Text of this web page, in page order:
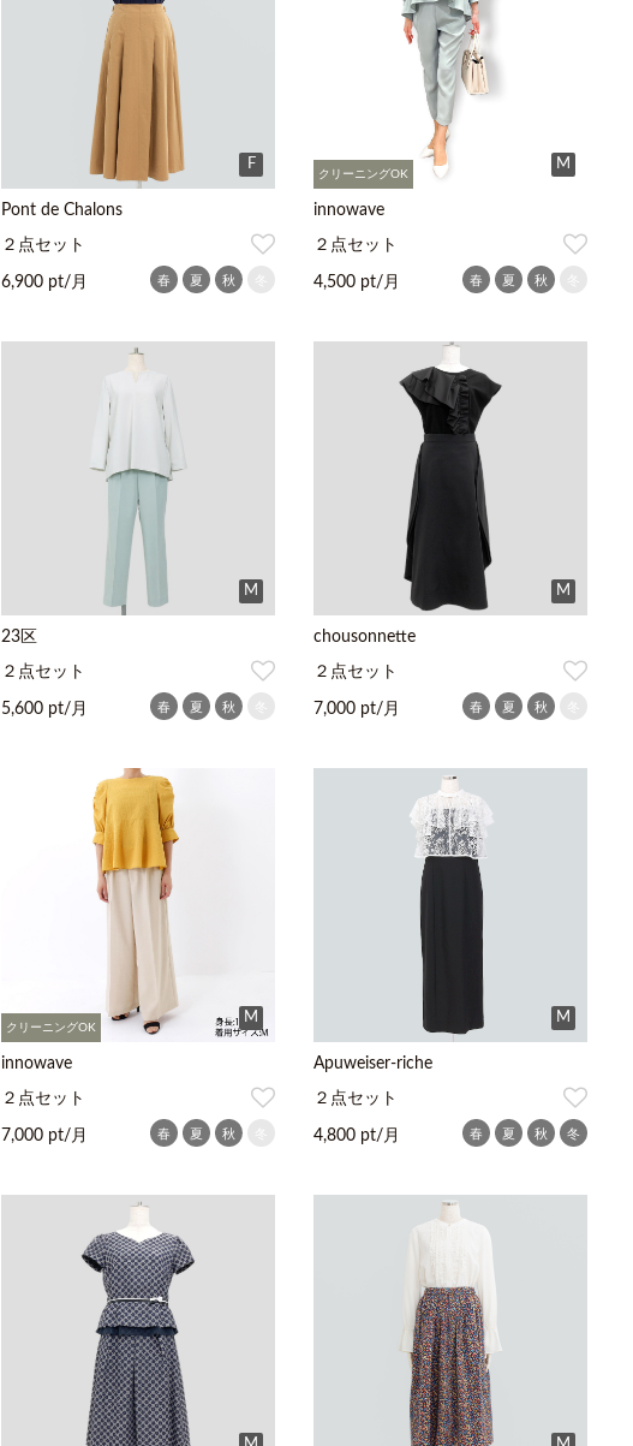
F
Pont de Chalons
２点セット
6,900 pt/月 春 夏 秋
クリーニングOK
M
innowave
２点セット
4,500 pt/月 春 夏 秋
M
23区
２点セット
5,600 pt/月 春 夏 秋
M
chousonnette
２点セット
7,000 pt/月 春 夏 秋
クリーニングOK
M
innowave
２点セット
7,000 pt/月 春 夏 秋
M
Apuweiser-riche
２点セット
4,800 pt/月 春 夏 秋 冬